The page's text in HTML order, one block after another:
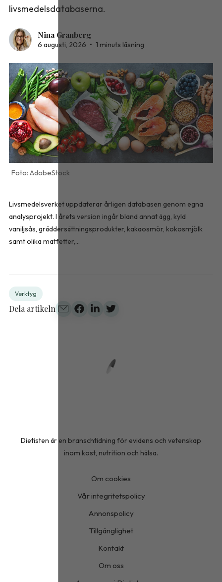
livsmedelsdatabaserna.
Nina Granberg
6 augusti, 2026 • 1 minuts läsning
AdobeStock
Livsmedelsverket uppdaterar årligen databasen genom egna
analysprojekt. I årets version ingår bland annat ägg, kyld
vaniljsås, gräddersättningsprodukter, kakaosmör, kokosmjölk
samt olika matfetter,...
Verktyg
Dela artikeln
Dietisten är en branschtidning för evidens och vetenskap
inom kost, nutrition och hälsa.
Om cookies
Vår integritetspolicy
Annonspolicy
Tillgänglighet
Kontakt
Om oss